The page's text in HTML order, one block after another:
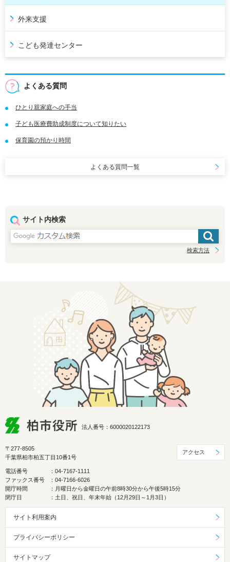
外来支援
こども発達センター
よくある質問
ひとり親家庭への手当
子ども医療費助成制度について知りたい
保育園の預かり時間
よくある質問一覧
サイト内検索
検索方法
法人番号：6000020122173
〒277-8505
千葉県柏市柏五丁目10番1号
アクセス
電話番号
：04-7167-1111
ファックス番号
：04-7166-6026
開庁時間
：月曜日から金曜日の午前8時30分から午後5時15分
閉庁日
：土日、祝日、年末年始（12月29日～1月3日）
サイト利用案内
プライバシーポリシー
サイトマップ